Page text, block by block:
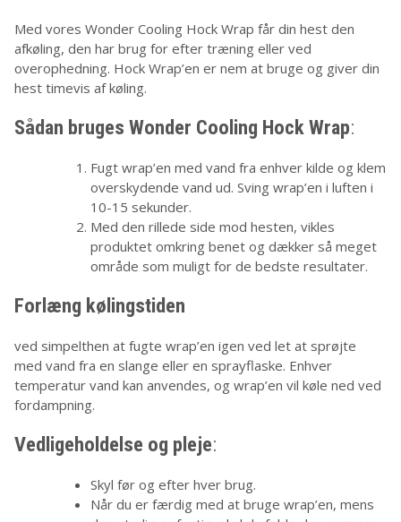
Med vores Wonder Cooling Hock Wrap får din hest den
afkøling, den har brug for efter træning eller ved
overophedning. Hock Wrap’en er nem at bruge og giver din
hest timevis af køling.
Sådan bruges Wonder Cooling Hock Wrap:
Fugt wrap’en med vand fra enhver kilde og klem
overskydende vand ud. Sving wrap’en i luften i
10-15 sekunder.
Med den rillede side mod hesten, vikles
produktet omkring benet og dækker så meget
område som muligt for de bedste resultater.
Forlæng kølingstiden
ved simpelthen at fugte wrap’en igen ved let at sprøjte
med vand fra en slange eller en sprayflaske. Enhver
temperatur vand kan anvendes, og wrap’en vil køle ned ved
fordampning.
Vedligeholdelse og pleje:
Skyl før og efter hver brug.
Når du er færdig med at bruge wrap’en, mens